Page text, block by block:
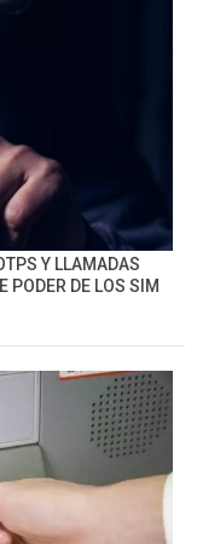
Y LLAMADAS
PODER DE LOS SIM